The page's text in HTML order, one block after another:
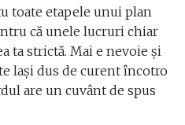
toate etapele unui plan
că unele lucruri chiar
ta strictă. Mai e nevoie şi
laşi dus de curent încotro
are un cuvânt de spus